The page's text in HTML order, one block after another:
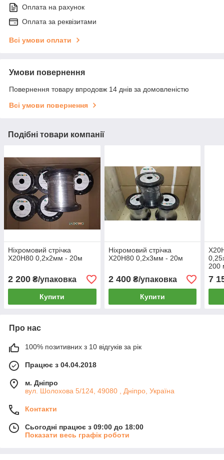
Оплата на рахунок
Оплата за реквізитами
Всі умови оплати
Умови повернення
Повернення товару впродовж 14 днів за домовленістю
Всі умови повернення
Подібні товари компанії
Ніхромовий стрічка
Х20Н80 0,2х2мм - 20м
2 200 ₴/упаковка
Купити
Ніхромовий стрічка
Х20Н80 0,2х3мм - 20м
2 400₴/упаковка
Купити
200
7
Про нас
100% позитивних з 10 відгуків за рік
Працює з 04.04.2018
м. Дніпро
вул. Шолохова 5/124, 49080 , Дніпро, Україна
Контакти
Сьогодні працює з 09:00 до 18:00
Показати весь графік роботи